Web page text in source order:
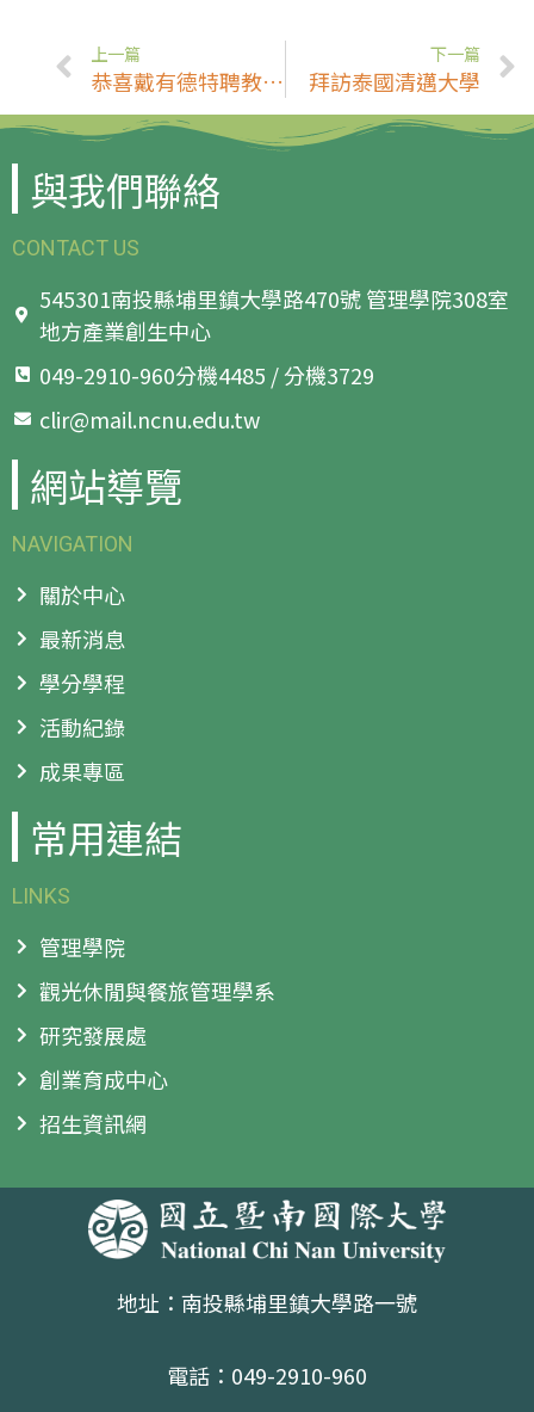
上一篇
恭喜戴有德特聘教授、葉俊廷與劉文心於第25屆休閒、遊憩、觀光學術研討會暨國際論壇榮獲傑出會議論文獎！
下一篇
拜訪泰國清邁大學
與我們聯絡
CONTACT US
545301南投縣埔里鎮大學路470號 管理學院308室
地方產業創生中心
049-2910-960分機4485 / 分機3729
clir@mail.ncnu.edu.tw
網站導覽
NAVIGATION
關於中心
最新消息
學分學程
活動紀錄
成果專區
常用連結
LINKS
管理學院
觀光休閒與餐旅管理學系
研究發展處
創業育成中心
招生資訊網
地址：南投縣埔里鎮大學路一號
電話：049-2910-960